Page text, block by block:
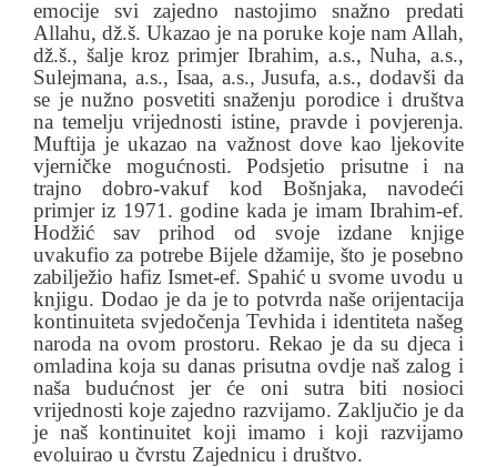
emocije svi zajedno nastojimo snažno predati
Allahu, dž.š. Ukazao je na poruke koje nam Allah,
dž.š., šalje kroz primjer Ibrahim, a.s., Nuha, a.s.,
Sulejmana, a.s., Isaa, a.s., Jusufa, a.s., dodavši da
se je nužno posvetiti snaženju porodice i društva
na temelju vrijednosti istine, pravde i povjerenja.
Muftija je ukazao na važnost dove kao ljekovite
vjerničke mogućnosti. Podsjetio prisutne i na
trajno dobro-vakuf kod Bošnjaka, navodeći
primjer iz 1971. godine kada je imam Ibrahim-ef.
Hodžić sav prihod od svoje izdane knjige
uvakufio za potrebe Bijele džamije, što je posebno
zabilježio hafiz Ismet-ef. Spahić u svome uvodu u
knjigu. Dodao je da je to potvrda naše orijentacija
kontinuiteta svjedočenja Tevhida i identiteta našeg
naroda na ovom prostoru. Rekao je da su djeca i
omladina koja su danas prisutna ovdje naš zalog i
naša budućnost jer će oni sutra biti nosioci
vrijednosti koje zajedno razvijamo. Zaključio je da
je naš kontinuitet koji imamo i koji razvijamo
evoluirao u čvrstu Zajednicu i društvo.